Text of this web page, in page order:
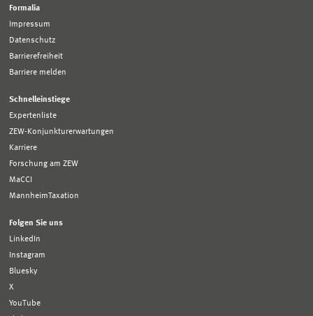
Formalia
Impressum
Datenschutz
Barrierefreiheit
Barriere melden
Schnelleinstiege
Expertenliste
ZEW-Konjunkturerwartungen
Karriere
Forschung am ZEW
MaCCI
MannheimTaxation
Folgen Sie uns
LinkedIn
Instagram
Bluesky
X
YouTube